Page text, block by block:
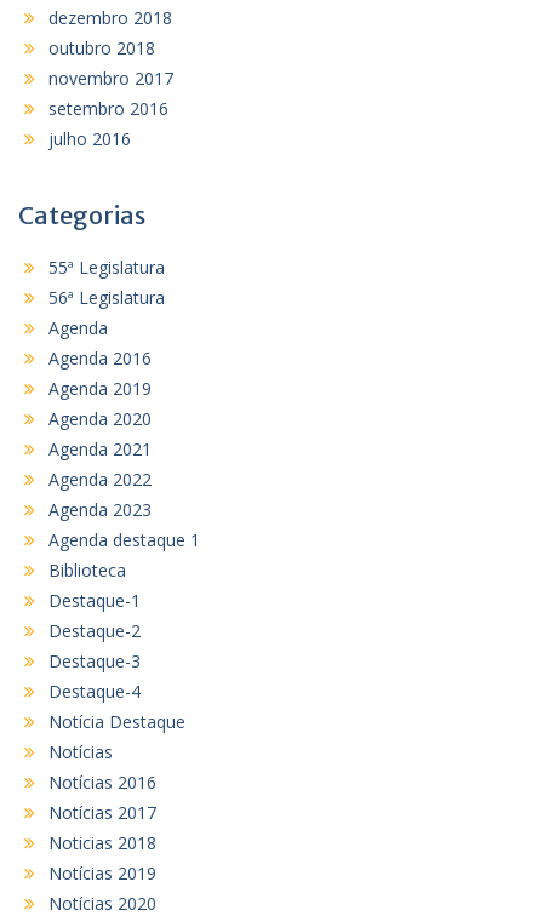
dezembro 2018
outubro 2018
novembro 2017
setembro 2016
julho 2016
Categorias
55ª Legislatura
56ª Legislatura
Agenda
Agenda 2016
Agenda 2019
Agenda 2020
Agenda 2021
Agenda 2022
Agenda 2023
Agenda destaque 1
Biblioteca
Destaque-1
Destaque-2
Destaque-3
Destaque-4
Notícia Destaque
Notícias
Notícias 2016
Notícias 2017
Noticias 2018
Notícias 2019
Notícias 2020